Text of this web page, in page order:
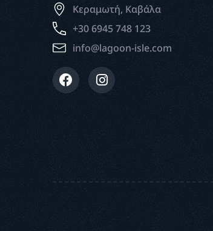
Κεραμωτή, Καβάλα
+30 6945 748 123
info@lagoon-isle.com